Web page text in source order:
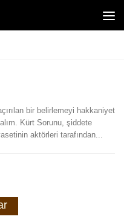
bir belirlemeyi hakkaniyet
Kürt Sorunu, şiddete
aktörleri tarafından...